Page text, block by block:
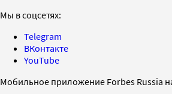
Мы в соцсетях:
Telegram
ВКонтакте
YouTube
Мобильное приложение Forbes Russia